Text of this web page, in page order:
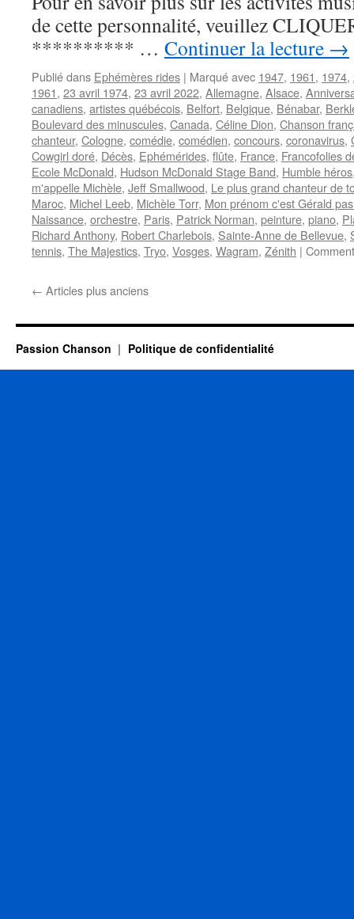
de cette personnalité, veuillez
********** … Continuer la lecture →
Publié dans Ephémères rides | Marqué avec 1947, 1961, 1974,
1961, 23 avril 1974, 23 avril 2022, Allemagne, Alsace,
canadiens, artistes québécois, Belfort, Belgique, Bénabar,
Boulevard des minuscules, Canada, Céline Dion, Chanson
chanteur, Cologne, comédie, comédien, concours, coronavirus,
Cowgirl doré, Décès, Ephémérides, flûte, France, Francofolies
Ecole McDonald, Hudson McDonald Stage Band, Humble héros
m'appelle Michèle, Jeff Smallwood, Le plus grand chanteur de
Maroc, Michel Leeb, Michèle Torr, Mon prénom c'est Gérald
Naissance, orchestre, Paris, Patrick Norman, peinture, piano,
Richard Anthony, Robert Charlebois, Sainte-Anne de Bellevue,
tennis, The Majestics, Tryo, Vosges, Wagram, Zénith |
← Articles plus anciens
Passion Chanson Politique de confidentialité